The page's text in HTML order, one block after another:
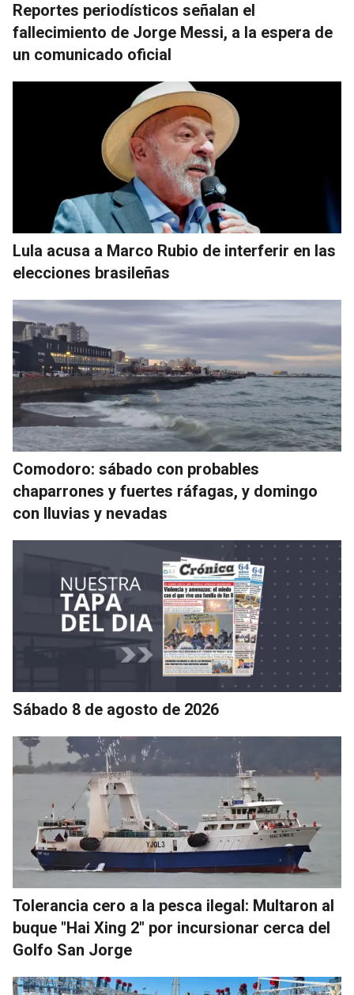
Reportes periodísticos señalan el
fallecimiento de Jorge Messi, a la espera de
un comunicado oficial
Lula acusa a Marco Rubio de interferir en las
elecciones brasileñas
Comodoro: sábado con probables
chaparrones y fuertes ráfagas, y domingo
con lluvias y nevadas
Sábado 8 de agosto de 2026
Tolerancia cero a la pesca ilegal: Multaron al
buque "Hai Xing 2" por incursionar cerca del
Golfo San Jorge